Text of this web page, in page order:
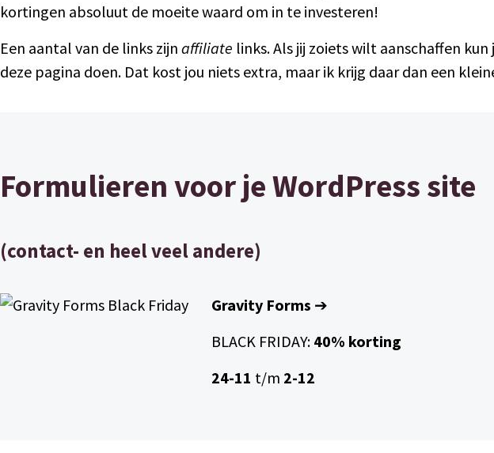
kortingen absoluut de moeite waard om in te investeren!
Een aantal van de links zijn affiliate links. Als jij zoiets wilt aanschaffen
deze pagina doen. Dat kost jou niets extra, maar ik krijg daar dan een
Formulieren voor je WordPress site
(contact- en heel veel andere)
Gravity Forms ➔
BLACK FRIDAY: 40% korting
24-11 t/m 2-12